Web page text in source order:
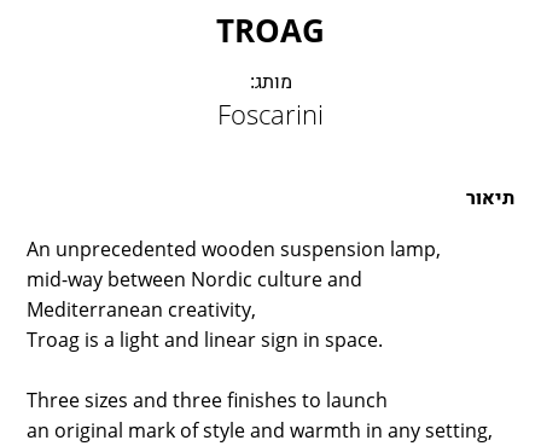
ROGER PRADIER
PORSCHE
CATELLANI & SMITH
TROAG
מותג:
Foscarini
תיאור
An unprecedented wooden suspension lamp,
mid-way between Nordic culture and
Mediterranean creativity,
Troag is a light and linear sign in space.
Three sizes and three finishes to launch
an original mark of style and warmth in any setting,